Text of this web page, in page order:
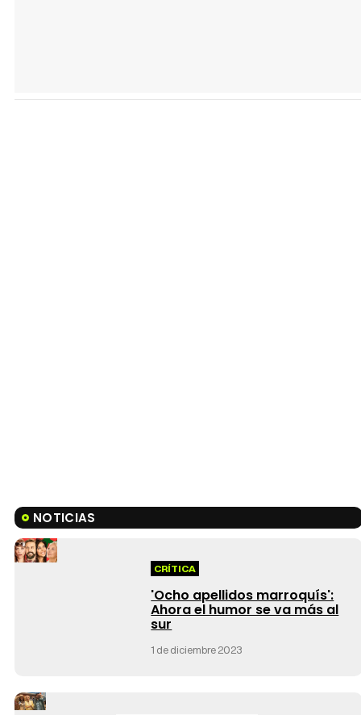
NOTICIAS
CRÍTICA
'Ocho apellidos marroquís':
Ahora el humor se va más al
sur
1 de diciembre 2023